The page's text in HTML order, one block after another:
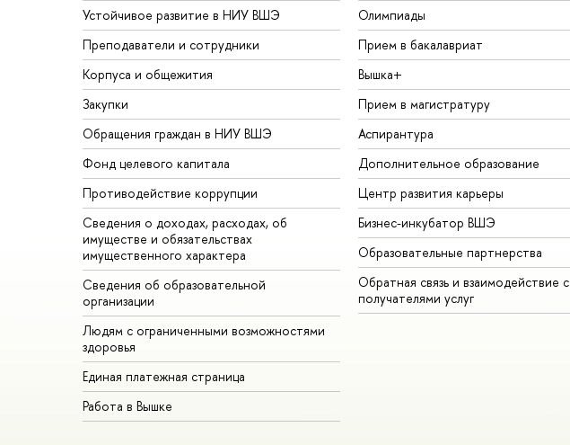
Устойчивое развитие в НИУ ВШЭ
Преподаватели и сотрудники
Корпуса и общежития
Закупки
Обращения граждан в НИУ ВШЭ
Фонд целевого капитала
Противодействие коррупции
Сведения о доходах, расходах, об
имуществе и обязательствах
имущественного характера
Сведения об образовательной
организации
Людям с ограниченными возможностями
здоровья
Единая платежная страница
Работа в Вышке
Олимпиады
Прием в бакалавриат
Вышка+
Прием в магистратуру
Аспирантура
Дополнительное образование
Центр развития карьеры
Бизнес-инкубатор ВШЭ
Образовательные партнерства
Обратная связь и взаимодействие с
получателями услуг